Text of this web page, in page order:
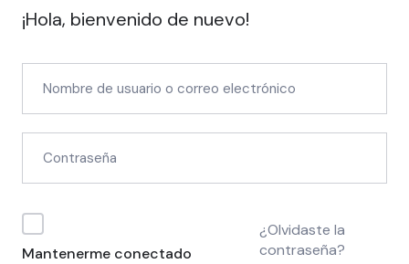
¡Hola, bienvenido de nuevo!
Mantenerme conectado
¿Olvidaste la
contraseña?